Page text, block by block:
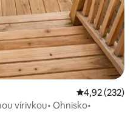
Priemerné
4,92 (232)
vírivkou• Ohnisko•